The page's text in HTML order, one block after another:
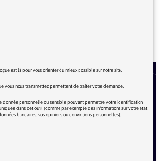
est là pour vous orienter du mieux possible sur notre site.
vous nous transmettez permettent de traiter votre demande.
donnée personnelle ou sensible pouvant permettre votre identification
dans cet outil (comme par exemple des informations sur votre état
bancaires, vos opinions ou convictions personnelles).